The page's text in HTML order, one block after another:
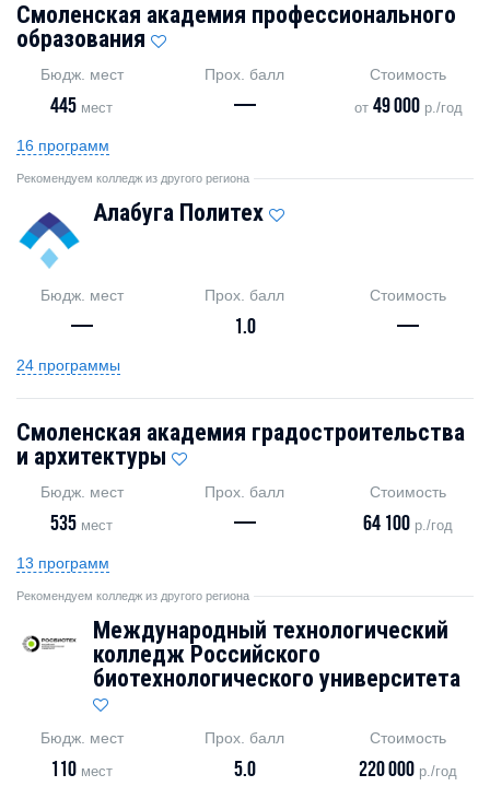
Смоленская академия профессионального
образования
Бюдж. мест
445 мест
Прох. балл
—
Стоимость
от 49 000р./год
16 программ
Рекомендуем колледж из другого региона
Алабуга Политех
Бюдж. мест
—
Прох. балл
1.0
Стоимость
—
24 программы
Смоленская академия градостроительства
и архитектуры
Бюдж. мест
535 мест
Прох. балл
—
Стоимость
64 100 р./год
13 программ
Рекомендуем колледж из другого региона
Международный технологический
колледж Российского
биотехнологического университета
Бюдж. мест
110 мест
Прох. балл
5.0
Стоимость
220 000 р./год